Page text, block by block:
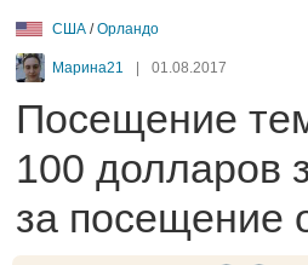
США /Орландо
Марина21 01.08.2017
Посещение
100 долларов
за посещение